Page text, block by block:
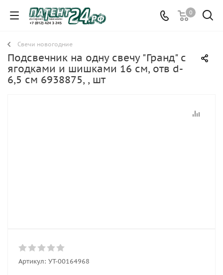
0
Свечи новогодние
Подсвечник на одну свечу "Гранд" с
ягодками и шишками 16 см, отв d-
6,5 см 6938875, , шт
Артикул: УТ-00164968